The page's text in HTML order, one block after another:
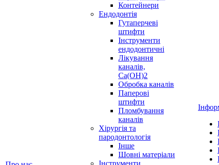
Контейнери
Ендодонтія
Гутаперчеві
штифти
Інструменти
ендодонтичні
Лікування
каналів,
Ca(OH)2
Обробка каналів
Паперові
штифти
Пломбування
каналів
Хірургія та
пародонтологія
Інше
Шовні матеріали
Інструменти